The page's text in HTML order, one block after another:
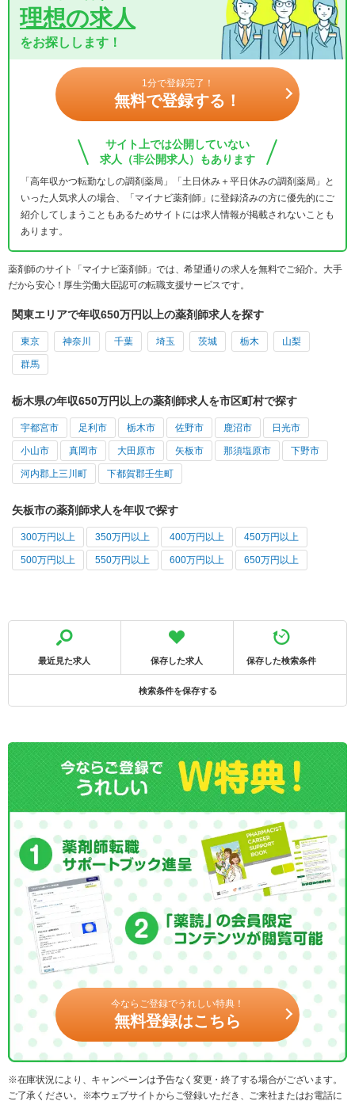
理想の求人
をお探しします！
1分で登録完了！
無料で登録する！
サイト上では公開していない
求人（非公開求人）もあります
「高年収かつ転勤なしの調剤薬局」「土日休み＋平日休みの調剤薬局」と
いった人気求人の場合、「マイナビ薬剤師」に登録済みの方に優先的にご
紹介してしまうこともあるためサイトには求人情報が掲載されないことも
あります。
薬剤師のサイト「マイナビ薬剤師」では、希望通りの求人を無料でご紹介。大手
だから安心！厚生労働大臣認可の転職支援サービスです。
関東エリアで年収650万円以上の薬剤師求人を探す
東京 神奈川 千葉 埼玉 茨城 栃木 山梨
群馬
栃木県の年収650万円以上の薬剤師求人を市区町村で探す
宇都宮市 足利市 栃木市 佐野市 鹿沼市 日光市
小山市 真岡市 大田原市 矢板市 那須塩原市 下野市
河内郡上三川町 下都賀郡壬生町
矢板市の薬剤師求人を年収で探す
300万円以上 350万円以上 400万円以上 450万円以上
500万円以上 550万円以上 600万円以上 650万円以上
最近見た求人 保存した求人 保存した検索条件
検索条件を保存する
今ならご登録でうれしい特典！
無料登録はこちら
※在庫状況により、キャンペーンは予告なく変更・終了する場合がございます。
ご了承ください。※本ウェブサイトからご登録いただき、ご来社またはお電話に